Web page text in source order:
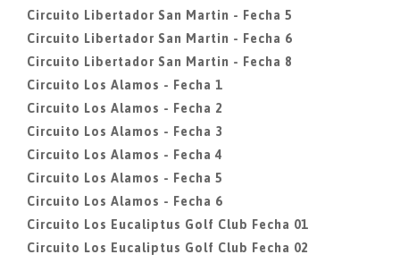
Circuito Libertador San Martin - Fecha 5
Circuito Libertador San Martin - Fecha 6
Circuito Libertador San Martin - Fecha 8
Circuito Los Alamos - Fecha 1
Circuito Los Alamos - Fecha 2
Circuito Los Alamos - Fecha 3
Circuito Los Alamos - Fecha 4
Circuito Los Alamos - Fecha 5
Circuito Los Alamos - Fecha 6
Circuito Los Eucaliptus Golf Club Fecha 01
Circuito Los Eucaliptus Golf Club Fecha 02